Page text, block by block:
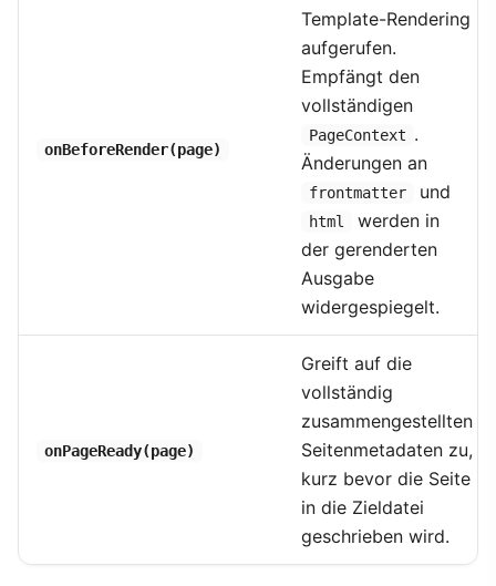
onBeforeRender(page)
Template-Rendering
aufgerufen.
Empfängt den
vollständigen
PageContext .
Änderungen an
frontmatter und
html
werden in
der gerenderten
Ausgabe
widergespiegelt.
onPageReady(page)
Greift auf die
vollständig
zusammengestellten
Seitenmetadaten zu,
kurz bevor die Seite
in die Zieldatei
geschrieben wird.